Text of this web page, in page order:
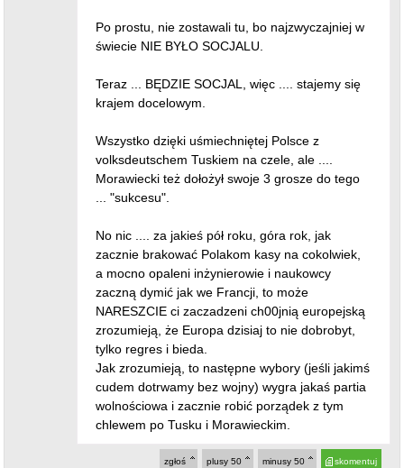
Po prostu, nie zostawali tu, bo najzwyczajniej w
świecie NIE BYŁO SOCJALU.
Teraz ... BĘDZIE SOCJAL, więc .... stajemy się
krajem docelowym.
Wszystko dzięki uśmiechniętej Polsce z
volksdeutschem Tuskiem na czele, ale ....
Morawiecki też dołożył swoje 3 grosze do tego
... "sukcesu".
No nic .... za jakieś pół roku, góra rok, jak
zacznie brakować Polakom kasy na cokolwiek,
a mocno opaleni inżynierowie i naukowcy
zaczną dymić jak we Francji, to może
NARESZCIE ci zaczadzeni ch00jnią europejską
zrozumieją, że Europa dzisiaj to nie dobrobyt,
tylko regres i bieda.
Jak zrozumieją, to następne wybory (jeśli jakimś
cudem dotrwamy bez wojny) wygra jakaś partia
wolnościowa i zacznie robić porządek z tym
chlewem po Tusku i Morawieckim.
skomentuj
minusy 50
plusy 50
zgłoś